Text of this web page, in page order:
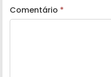
Comentário *